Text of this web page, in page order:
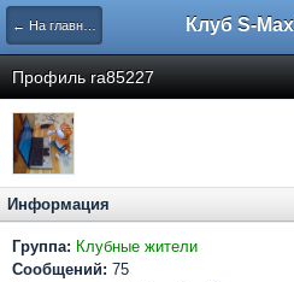
← На главную
Профиль ra85227
Информация
Группа: Клубные жители
Сообщений: 75